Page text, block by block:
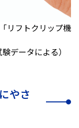
リフトクリップ機
データによる）
やさ